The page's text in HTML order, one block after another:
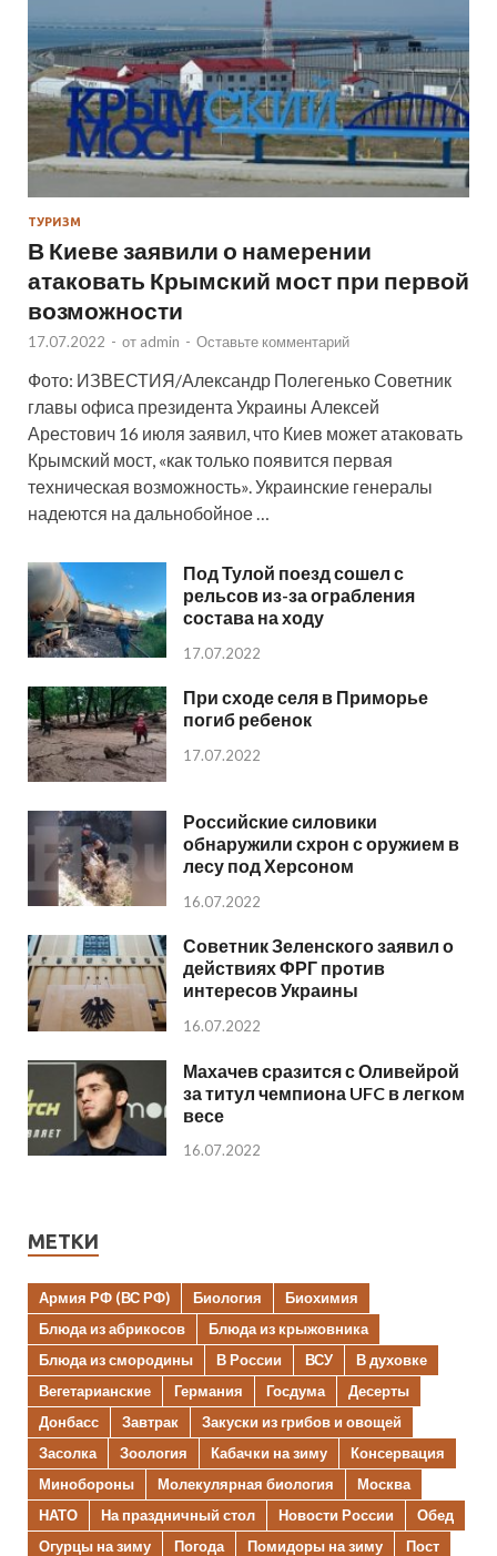
ТУРИЗМ
В Киеве заявили о намерении
атаковать Крымский мост при первой
возможности
17.07.2022 - от admin - Оставьте комментарий
Фото: ИЗВЕСТИЯ/Александр Полегенько Советник
главы офиса президента Украины Алексей
Арестович 16 июля заявил, что Киев может атаковать
Крымский мост, «как только появится первая
техническая возможность». Украинские генералы
надеются на дальнобойное …
Под Тулой поезд сошел с
рельсов из-за ограбления
состава на ходу
17.07.2022
При сходе селя в Приморье
погиб ребенок
17.07.2022
Российские силовики
обнаружили схрон с оружием в
лесу под Херсоном
16.07.2022
Советник Зеленского заявил о
действиях ФРГ против
интересов Украины
16.07.2022
Махачев сразится с Оливейрой
за титул чемпиона UFC в легком
весе
16.07.2022
МЕТКИ
Армия РФ (ВС РФ) Биология
Биохимия
Блюда из абрикосов
Блюда из крыжовника
Блюда из смородины
В России ВСУ
В духовке
Вегетарианские
Германия Госдума
Десерты
Донбасс
Завтрак
Закуски из грибов и овощей
Засолка
Зоология Кабачки на зиму
Консервация
Минобороны
Молекулярная биология
Москва
НАТО
На праздничный стол Новости России
Обед
Огурцы на зиму
Погода Помидоры на зиму
Пост